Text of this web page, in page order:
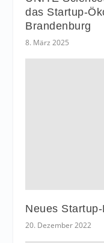
das Startup-
Brandenburg
8. März 2025
Neues
20. Dezember 2022